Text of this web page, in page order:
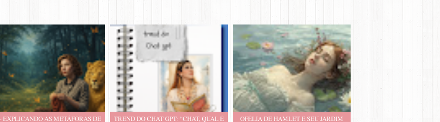
EXPLICANDO AS METÁFORAS DE
TREND DO CHAT GPT: “CHAT, QUAL É
OFÉLIA DE HAMLET E SEU JARDIM